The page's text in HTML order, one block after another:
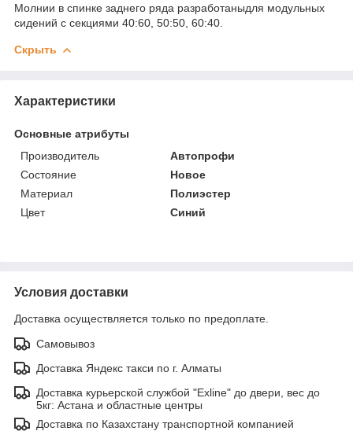
Молнии в спинке заднего ряда разработаныдля модульных
сидений с секциями 40:60, 50:50, 60:40.
Скрыть
Характеристики
Основные атрибуты
Производитель
Автопрофи
Состояние
Новое
Материал
Полиэстер
Цвет
Синий
Условия доставки
Доставка осуществляется только по предоплате.
Самовывоз
Доставка Яндекс такси по г. Алматы
Доставка курьерской службой "Exline" до двери, вес до
5кг: Астана и областные центры
Доставка по Казахстану транспортной компанией